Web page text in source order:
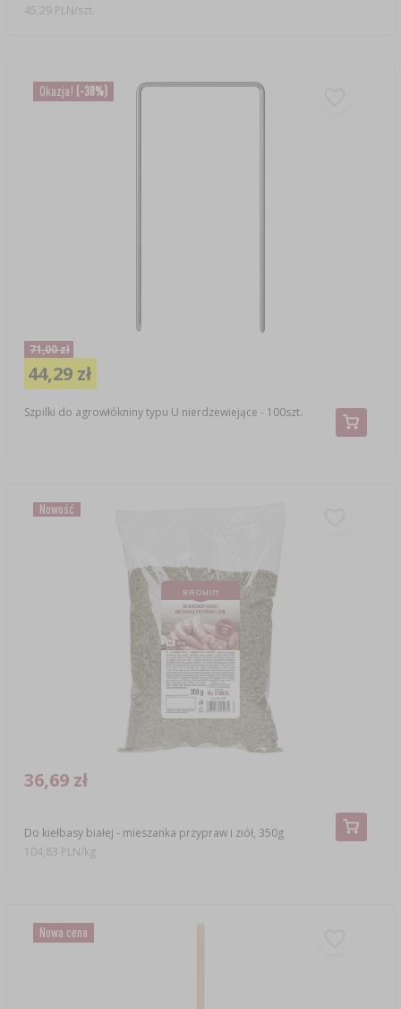
45,29 PLN/szt.
Okazja! (-38%)
Szpilki do agrowłókniny typu U nierdzewiejące - 100szt.
71,00 zł
44,29 zł
Nowość
Do kiełbasy białej - mieszanka przypraw i ziół, 350g
36,69 zł
104,83 PLN/kg
Nowa cena